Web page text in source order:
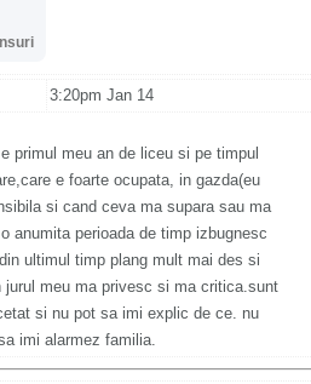
3:20pm Jan 14
primul meu an de liceu si pe timpul
e foarte ocupata, in gazda(eu
si cand ceva ma supara sau ma
anumita perioada de timp izbugnesc
ultimul timp plang mult mai des si
meu ma privesc si ma critica.sunt
si nu pot sa imi explic de ce. nu
imi alarmez familia.